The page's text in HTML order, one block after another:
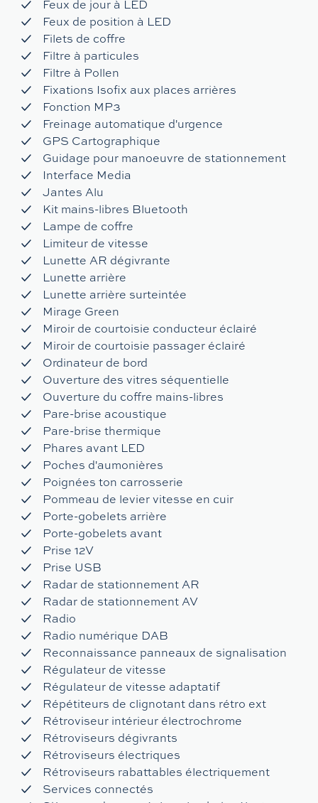
Feux de jour à LED
Feux de position à LED
Filets de coffre
Filtre à particules
Filtre à Pollen
Fixations Isofix aux places arrières
Fonction MP3
Freinage automatique d'urgence
GPS Cartographique
Guidage pour manoeuvre de stationnement
Interface Media
Jantes Alu
Kit mains-libres Bluetooth
Lampe de coffre
Limiteur de vitesse
Lunette AR dégivrante
Lunette arrière
Lunette arrière surteintée
Mirage Green
Miroir de courtoisie conducteur éclairé
Miroir de courtoisie passager éclairé
Ordinateur de bord
Ouverture des vitres séquentielle
Ouverture du coffre mains-libres
Pare-brise acoustique
Pare-brise thermique
Phares avant LED
Poches d'aumonières
Poignées ton carrosserie
Pommeau de levier vitesse en cuir
Porte-gobelets arrière
Porte-gobelets avant
Prise 12V
Prise USB
Radar de stationnement AR
Radar de stationnement AV
Radio
Radio numérique DAB
Reconnaissance panneaux de signalisation
Régulateur de vitesse
Régulateur de vitesse adaptatif
Répétiteurs de clignotant dans rétro ext
Rétroviseur intérieur électrochrome
Rétroviseurs dégivrants
Rétroviseurs électriques
Rétroviseurs rabattables électriquement
Services connectés